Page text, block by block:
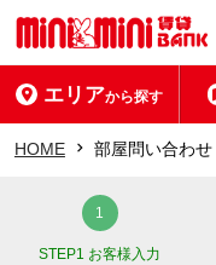
エリアから探す
HOME 部屋問い合わせ
STEP1 お客様入力